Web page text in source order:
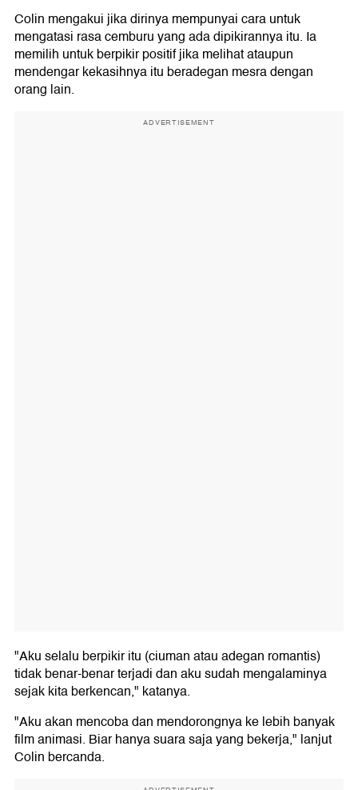
Colin mengakui jika dirinya mempunyai cara untuk
mengatasi rasa cemburu yang ada dipikirannya itu. Ia
memilih untuk berpikir positif jika melihat ataupun
mendengar kekasihnya itu beradegan mesra dengan
orang lain.
ADVERTISEMENT
"Aku selalu berpikir itu (ciuman atau adegan romantis)
tidak benar-benar terjadi dan aku sudah mengalaminya
sejak kita berkencan," katanya.
"Aku akan mencoba dan mendorongnya ke lebih banyak
film animasi. Biar hanya suara saja yang bekerja," lanjut
Colin bercanda.